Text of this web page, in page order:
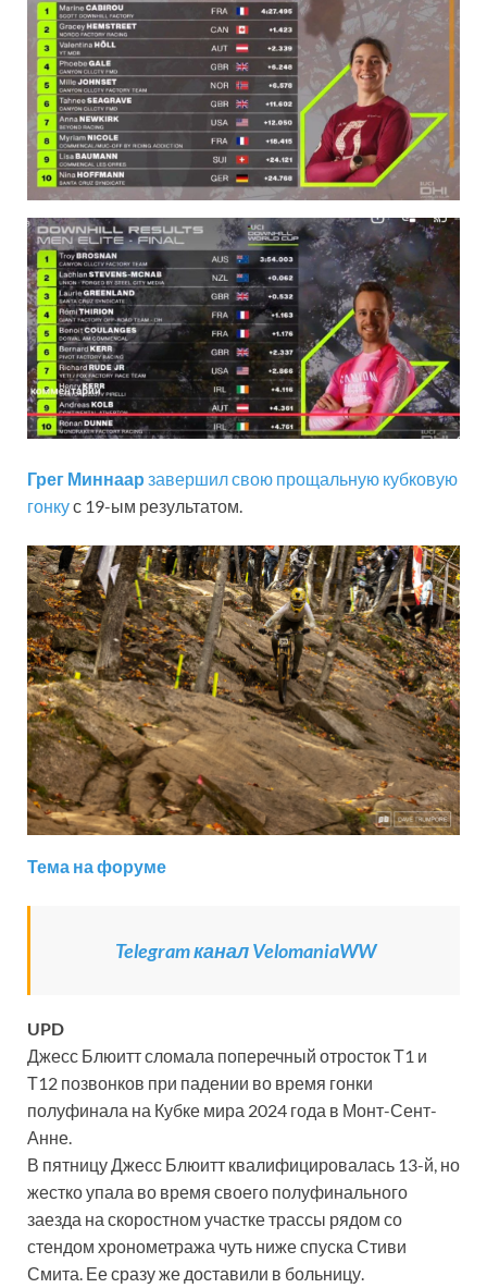
Грег Миннаар завершил свою прощальную кубковую
гонкус 19-ым результатом.
Тема на форуме
Telegram канал VelomaniaWW
UPD
Джесс Блюитт сломала поперечный отросток Т1 и
Т12 позвонков при падении во время гонки
полуфинала на Кубке мира 2024 года в Монт-Сент-
Анне.
В пятницу Джесс Блюитт квалифицировалась 13-й, но
жестко упала во время своего полуфинального
заезда на скоростном участке трассы рядом со
стендом хронометража чуть ниже спуска Стиви
Смита. Ее сразу же доставили в больницу.